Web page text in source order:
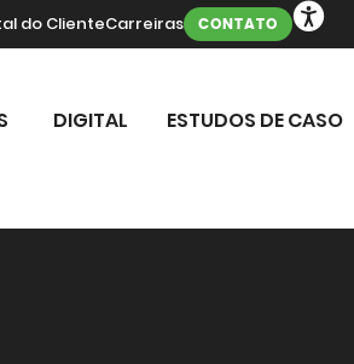
do ClienteCarreiras CONTATO
DIGITAL ESTUDOS DE CASO